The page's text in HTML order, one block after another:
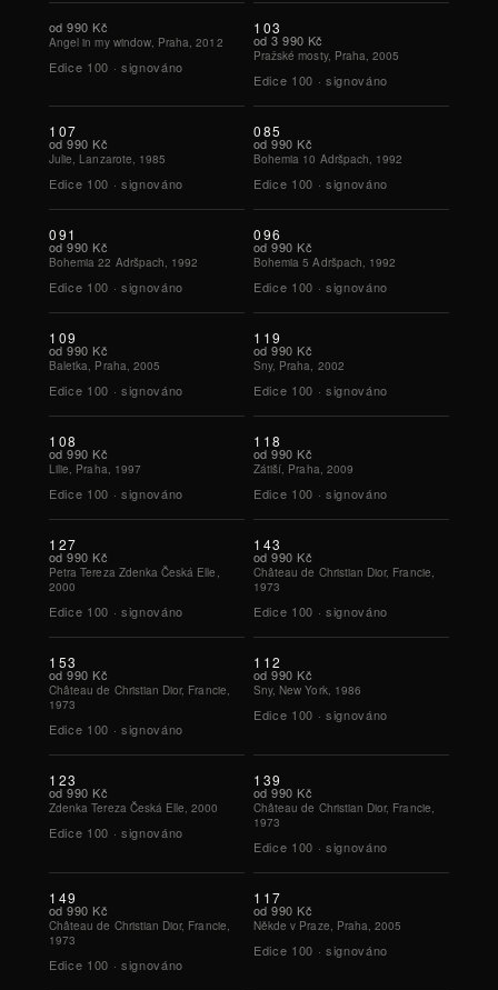
od 990 Kč
Angel in my window, Praha, 2012
Edice 100 · signováno
103
od 3 990 Kč
Pražské mosty, Praha, 2005
Edice 100 · signováno
107
od 990 Kč
Julie, Lanzarote, 1985
Edice 100 · signováno
085
od 990 Kč
Bohemia 10 Adršpach, 1992
Edice 100 · signováno
091
od 990 Kč
Bohemia 22 Adršpach, 1992
Edice 100 · signováno
096
od 990 Kč
Bohemia 5 Adršpach, 1992
Edice 100 · signováno
109
od 990 Kč
Baletka, Praha, 2005
Edice 100 · signováno
119
od 990 Kč
Sny, Praha, 2002
Edice 100 · signováno
108
od 990 Kč
Lilie, Praha, 1997
Edice 100 · signováno
118
od 990 Kč
Zátiší, Praha, 2009
Edice 100 · signováno
127
od 990 Kč
Petra Tereza Zdenka Česká Elle,
2000
Edice 100 · signováno
143
od 990 Kč
Château de Christian Dior, Francie,
1973
Edice 100 · signováno
153
od 990 Kč
Château de Christian Dior, Francie,
1973
Edice 100 · signováno
112
od 990 Kč
Sny, New York, 1986
Edice 100 · signováno
123
od 990 Kč
Zdenka Tereza Česká Elle, 2000
Edice 100 · signováno
139
od 990 Kč
Château de Christian Dior, Francie,
1973
Edice 100 · signováno
149
od 990 Kč
Château de Christian Dior, Francie,
1973
Edice 100 · signováno
117
od 990 Kč
Někde v Praze, Praha, 2005
Edice 100 · signováno